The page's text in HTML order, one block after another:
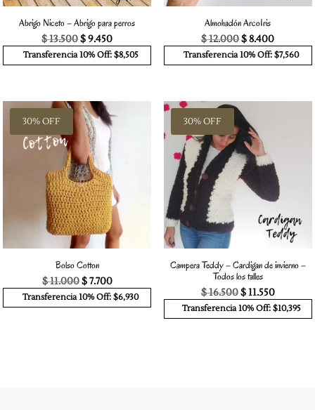
Abrigo Niceto – Abrigo para perros
$13.500El
precio
original
$9.450El
precio
actual
Transferencia 10% Off: $8,505
Almohadón ArcoIris
$12.000El
precio
original
$8.400El
precio
actual
Transferencia 10% Off: $7,560
30% OFF
Bolso Cotton
$11.000El
precio
original
$7.700El
precio
actual
Transferencia 10% Off: $6,930
30% OFF
Campera Teddy – Cardigan de invierno –
Todos los talles
$16.500El
precio
original
$11.550El
precio
actual
Transferencia 10% Off: $10,395